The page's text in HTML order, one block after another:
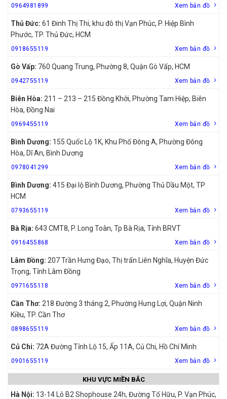
0964981899 Xem bản đồ
Thủ Đức: 61 Đinh Thị Thi, khu đô thị Vạn Phúc, P. Hiệp Bình
Phước, TP. Thủ Đức, HCM
0918655119 Xem bản đồ
Gò Vấp: 760 Quang Trung, Phường 8, Quận Gò Vấp, HCM
0942755119 Xem bản đồ
Biên Hòa: 211 – 213 – 215 Đồng Khởi, Phường Tam Hiệp, Biên
Hòa, Đồng Nai
0969455119 Xem bản đồ
Bình Dương: 155 Quốc Lộ 1K, Khu Phố Đông A, Phường Đông
Hòa, Dĩ An, Bình Dương
0978041299 Xem bản đồ
Bình Dương: 415 Đại lộ Bình Dương, Phường Thủ Dầu Một, TP
HCM
0793655119 Xem bản đồ
Bà Rịa: 643 CMT8, P. Long Toàn, Tp Bà Rịa, Tỉnh BRVT
0916455868 Xem bản đồ
Lâm Đồng: 207 Trần Hưng Đạo, Thị trấn Liên Nghĩa, Huyện Đức
Trọng, Tỉnh Lâm Đồng
0971655118 Xem bản đồ
Cần Thơ: 218 Đường 3 tháng 2, Phường Hưng Lợi, Quận Ninh
Kiều, TP. Cần Thơ
0898655119 Xem bản đồ
Củ Chi: 72A Đường Tỉnh Lộ 15, Ấp 11A, Củ Chi, Hồ Chí Minh
0901655119 Xem bản đồ
KHU VỰC MIỀN BẮC
Hà Nội: 13-14 Lô B2 Shophouse 24h, Đường Tố Hữu, P. Vạn Phúc,